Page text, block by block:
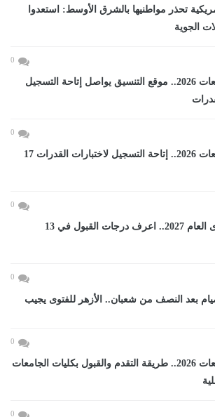
تحذر مواطنيها بالشرق الأوسط: استعدوا
الجوية
0
تنسيق الجامعات 2026.. موقع التنسيق يواصل إتاحة التسجيل
0
تنسيق الجامعات 2026.. إتاحة التسجيل لاختبارات القدرات 17
0
تنسيق الثانوى العام 2027.. اعرف درجات القبول في 13
0
بعد النصف من شعبان.. الأزهر للفتوى يجيب
0
تنسيق الجامعات 2026.. طريقة التقدم والقبول بكليات الجامعات
0